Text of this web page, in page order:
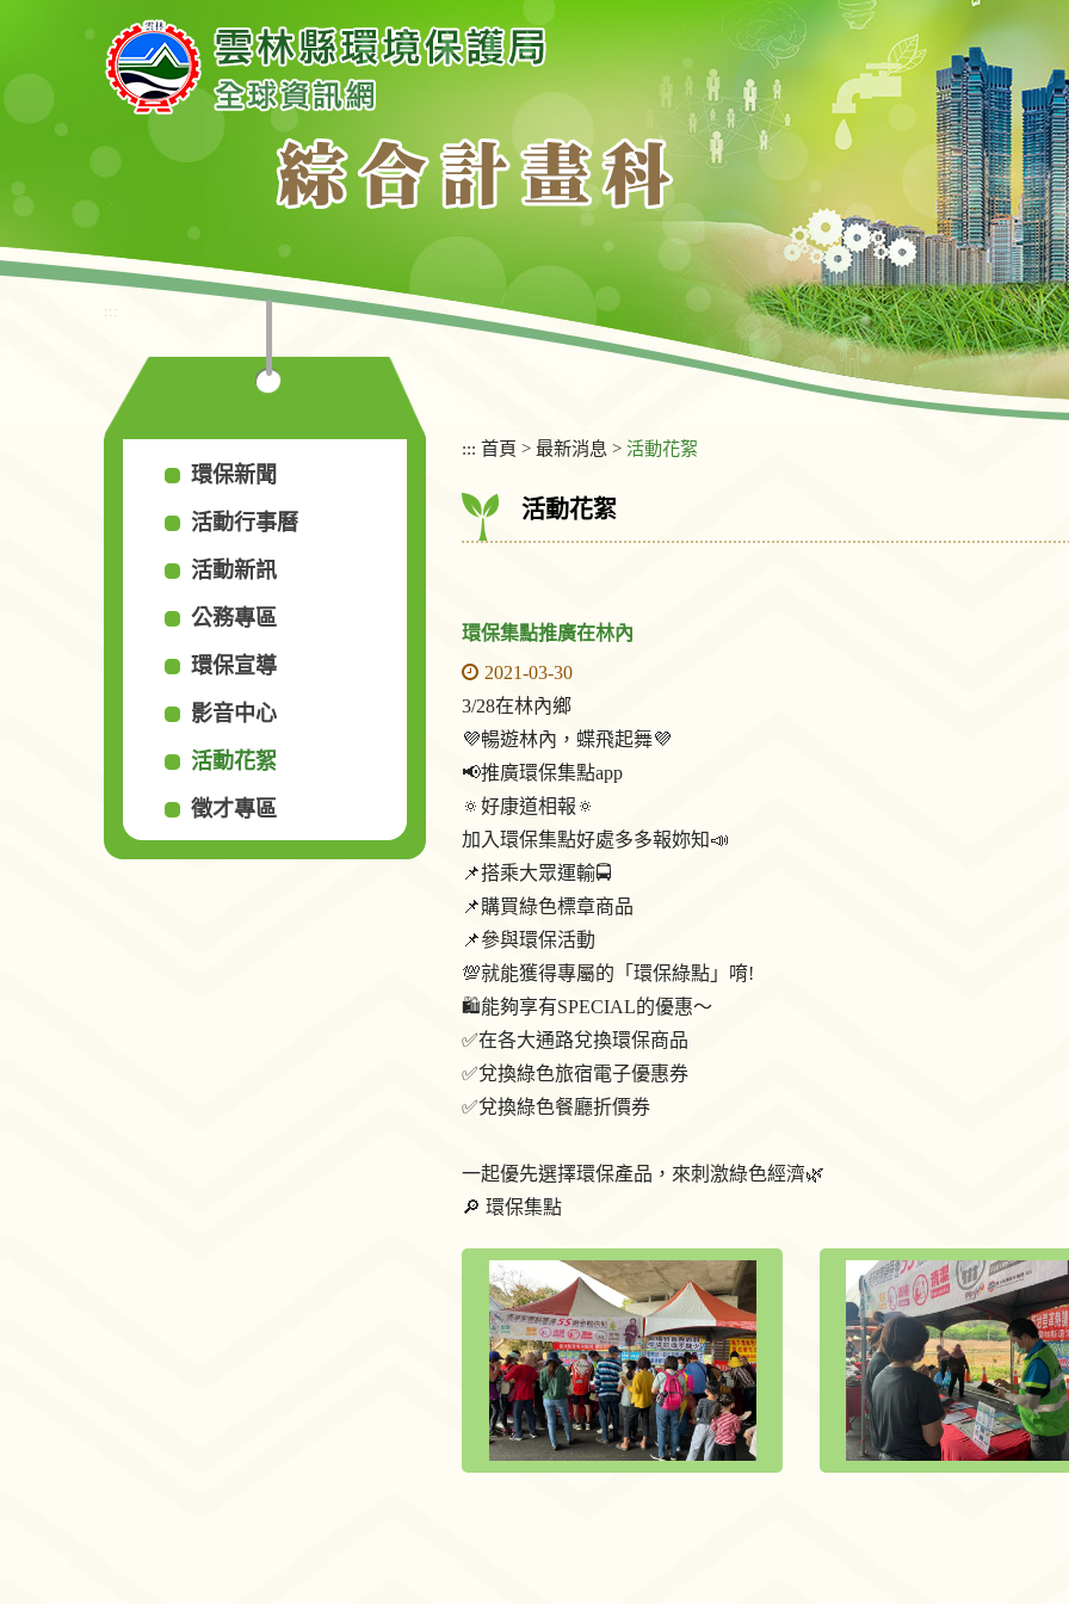
要
內
塊
:::
環保新聞
活動行事曆
活動新訊
公務專區
環保宣導
影音中心
活動花絮
徵才專區
::: 首頁 > 最新消息 > 活動花絮
活動花絮
環保集點推廣在林內
2021-03-30
3/28在林內鄉
💜暢遊林內，蝶飛起舞💜
📢推廣環保集點app
🔅好康道相報🔅
加入環保集點好處多多報妳知📣
📌搭乘大眾運輸🚍️
📌購買綠色標章商品
📌參與環保活動
💯就能獲得專屬的「環保綠點」唷!
🛍能夠享有SPECIAL的優惠～
✅在各大通路兌換環保商品
✅兌換綠色旅宿電子優惠券
✅兌換綠色餐廳折價券
一起優先選擇環保產品，來刺激綠色經濟🌿
🔎 環保集點